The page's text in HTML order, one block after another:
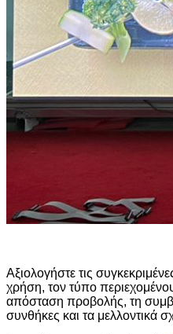
Αξιολογήστε τις
χρήση, τον τύπο
απόσταση προβολής, τη
συνθήκες και τα μελλοντικά